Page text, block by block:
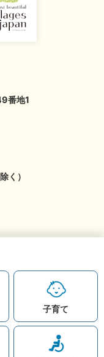
子育て
番地1
く）